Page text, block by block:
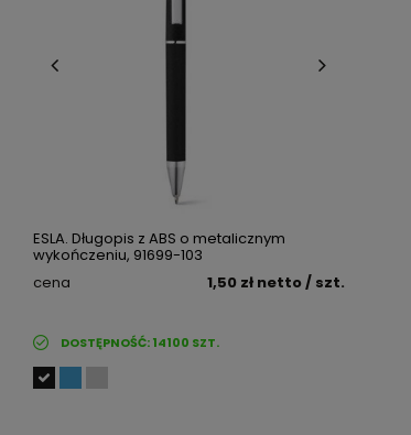
ESLA. Długopis z ABS o metalicznym
wykończeniu, 91699-103
cena
1,50 złnetto/ szt.
DOSTĘPNOŚĆ:14100 SZT.